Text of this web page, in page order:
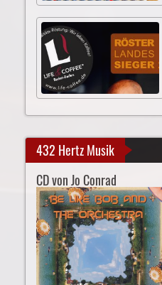
432 Hertz Musik
CD von Jo Conrad